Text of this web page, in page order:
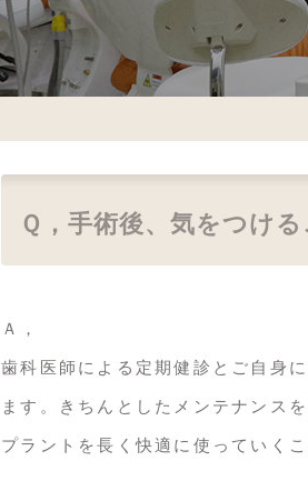
Ｑ，手術後、気をつけ
Ａ，
歯科医師による定期健診とご自身
ます。きちんとしたメンテナンス
プラントを長く快適に使っていく